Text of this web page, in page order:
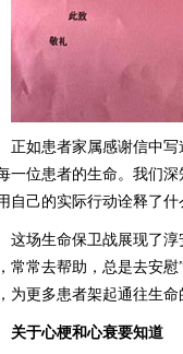
正如患者家属感谢信中
一位患者的生命。我们
自己的实际行动诠释了什
这场生命保卫战展现了
常常去帮助，总是去安
为更多患者架起通往生命
关于心梗和心衰要知道